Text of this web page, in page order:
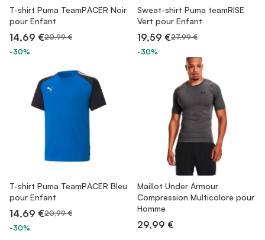
T-shirt Puma TeamPACER Noir
pour Enfant
14,69 €20,99 €
-30%
Sweat-shirt Puma teamRISE
Vert pour Enfant
19,59 €27,99 €
-30%
T-shirt Puma TeamPACER Bleu
pour Enfant
14,69 €20,99 €
-30%
Maillot Under Armour
Compression Multicolore pour
Homme
29,99 €